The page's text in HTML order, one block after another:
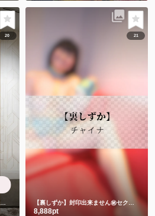
20
【特別な私服】しずかちゃんを応援したい人限定
21
8,888pt